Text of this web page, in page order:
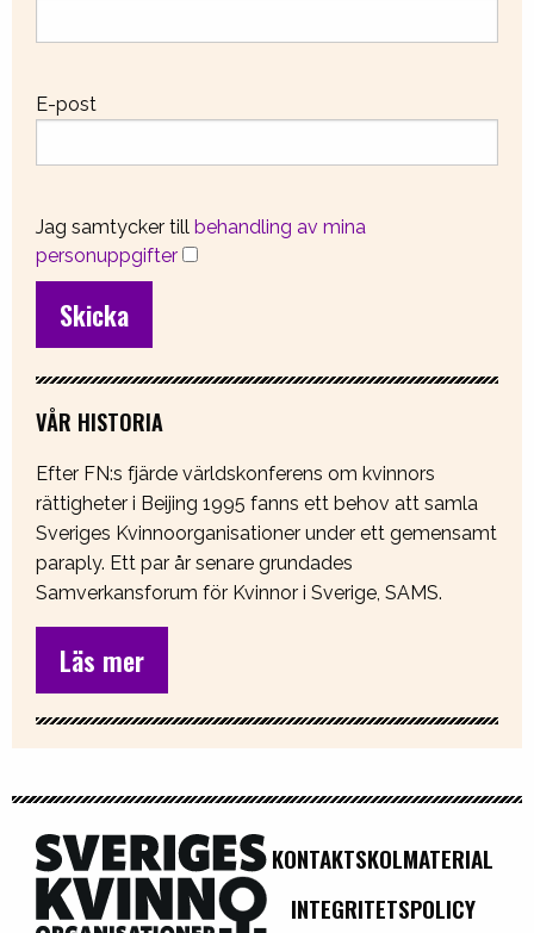
E-post
Jag samtycker till behandling av mina
personuppgifter
VÅR HISTORIA
Efter FN:s fjärde världskonferens om kvinnors
rättigheter i Beijing 1995 fanns ett behov att samla
Sveriges Kvinnoorganisationer under ett gemensamt
paraply. Ett par år senare grundades
Samverkansforum för Kvinnor i Sverige, SAMS.
Läs mer
KONTAKTSKOLMATERIAL
INTEGRITETSPOLICY